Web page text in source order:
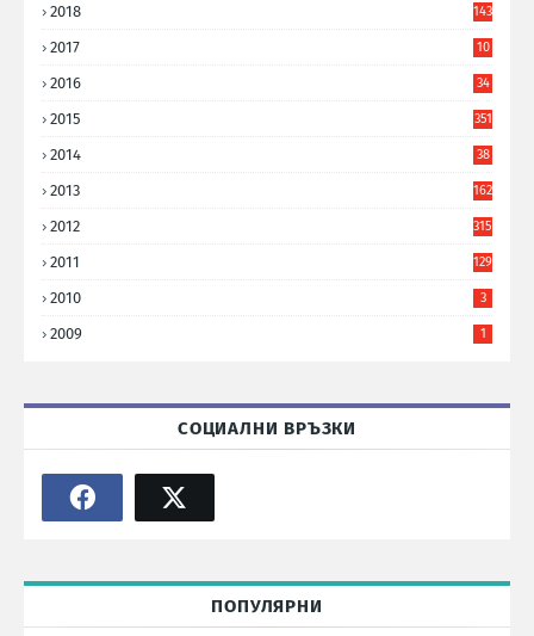
2018 143
2017
10
2016
34
2015 351
2014
38
2013 162
2012 315
2011 129
2010 3
2009 1
СОЦИАЛНИ ВРЪЗКИ
ПОПУЛЯРНИ